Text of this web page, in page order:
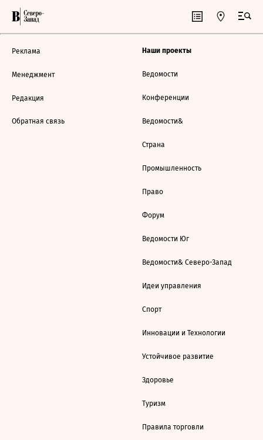
Реклама
Менеджмент
Редакция
Обратная связь
Наши проекты
Ведомости
Конференции
Ведомости&
Страна
Промышленность
Право
Форум
Ведомости Юг
Ведомости& Северо-Запад
Идеи управления
Спорт
Инновации и Технологии
Устойчивое развитие
Здоровье
Туризм
Правила торговли